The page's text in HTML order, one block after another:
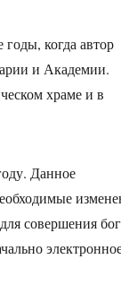
когда автор
и Академии.
храме и в
Данное
совершения